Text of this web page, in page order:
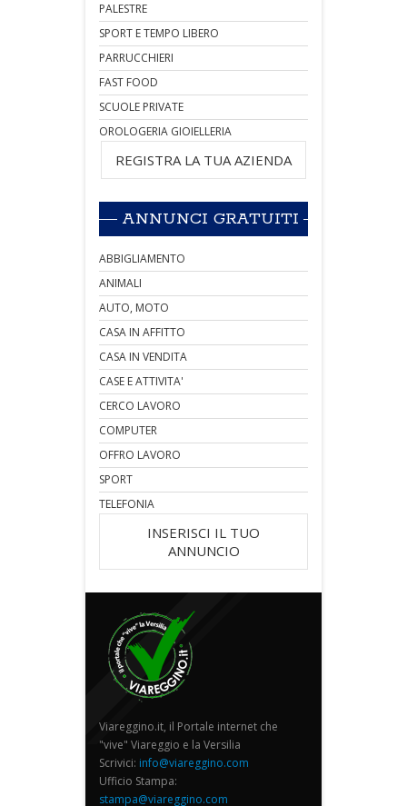
PALESTRE
SPORT E TEMPO LIBERO
PARRUCCHIERI
FAST FOOD
SCUOLE PRIVATE
OROLOGERIA GIOIELLERIA
REGISTRA LA TUA AZIENDA
ANNUNCI GRATUITI
ABBIGLIAMENTO
ANIMALI
AUTO, MOTO
CASA IN AFFITTO
CASA IN VENDITA
CASE E ATTIVITA'
CERCO LAVORO
COMPUTER
OFFRO LAVORO
SPORT
TELEFONIA
INSERISCI IL TUO
ANNUNCIO
Viareggino.it, il Portale internet che
"vive" Viareggio e la Versilia
Scrivici: info@viareggino.com
Ufficio Stampa:
stampa@viareggino.com